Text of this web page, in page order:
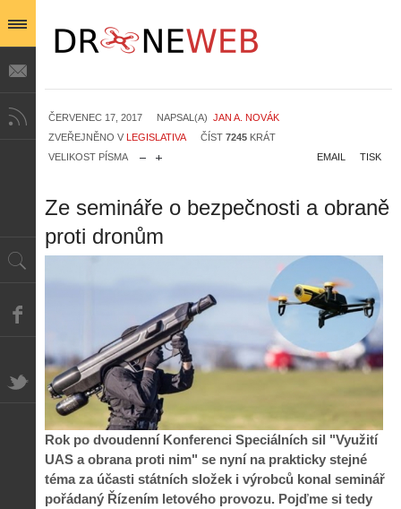
ČERVENEC 17, 2017 NAPSAL(A) JAN A. NOVÁK
ZVEŘEJNĚNO V LEGISLATIVA ČÍST 7245 KRÁT
VELIKOST PÍSMA
TISK
EMAIL
Ze semináře o bezpečnosti a obraně
proti dronům
Rok po dvoudenní Konferenci Speciálních sil "Využití
UAS a obrana proti nim" se nyní na prakticky stejné
téma za účasti státních složek i výrobců konal seminář
pořádaný Řízením letového provozu. Pojďme si tedy